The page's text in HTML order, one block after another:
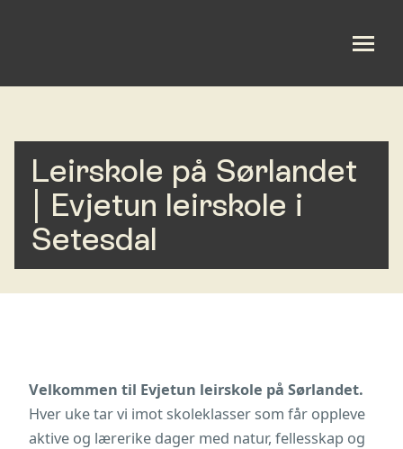
Leirskole
Misjonssambandet sør
Om oss
Leirskole på Sørlandet
| Evjetun leirskole i
Setesdal
Velkommen til Evjetun leirskole på Sørlandet.
Hver uke tar vi imot skoleklasser som får oppleve
aktive og lærerike dager med natur, fellesskap og